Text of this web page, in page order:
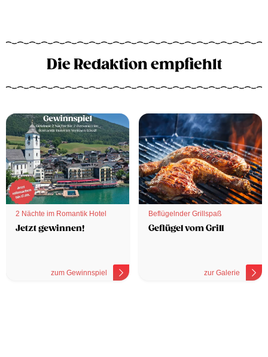
Die Redaktion empfiehlt
2 Nächte im Romantik Hotel
Jetzt gewinnen!
zum Gewinnspiel
Beflügelnder Grillspaß
Geflügel vom Grill
zur Galerie